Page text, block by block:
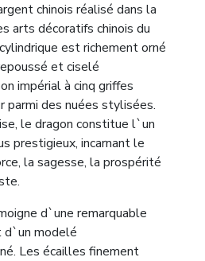
chinois réalisé dans la
arts décoratifs chinois du
est richement orné
et ciselé
impérial à cinq griffes
parmi des nuées stylisées.
le dragon constitue l`un
prestigieux, incarnant le
la sagesse, la prospérité
d`une remarquable
d`un modelé
Les écailles finement